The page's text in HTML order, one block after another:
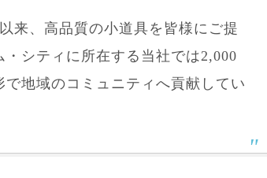
来、高品質の小道具を皆様にご提
シティに所在する当社では2,000
地域のコミュニティへ貢献してい